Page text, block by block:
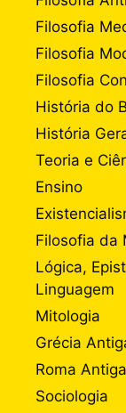
Filosofia
Filosofia
Filosofia
História do
História
Teoria e
Ensino
Filosofia da
Lógica,
Linguagem
Mitologia
Grécia
Roma Antiga
Sociologia